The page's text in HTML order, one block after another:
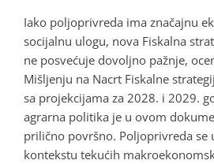
Iako poljoprivreda ima značajnu
socijalnu ulogu, nova Fiskalna
ne posvećuje dovoljno pažnje,
Mišljenju na Nacrt Fiskalne
sa projekcijama za 2028. i 2029.
agrarna politika je u ovom
prilično površno. Poljoprivreda se
kontekstu tekućih